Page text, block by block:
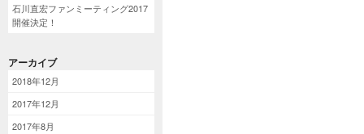
石川直宏ファンミーティング2017
開催決定！
アーカイブ
2018年12月
2017年12月
2017年8月